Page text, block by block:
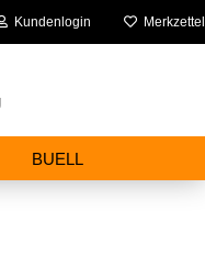
Kundenlogin Merkzettel
BUELL